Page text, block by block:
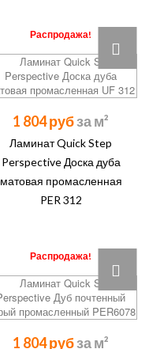
Распродажа!
1 804 руб
Ламинат Quick Step
Perspective Доска дуба
матовая промасленная
PER 312
Распродажа!
1 804 руб